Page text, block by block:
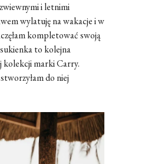
i letnimi
wylatuję na wakacje i w
kompletować swoją
to kolejna
kolekcji marki Carry.
do niej